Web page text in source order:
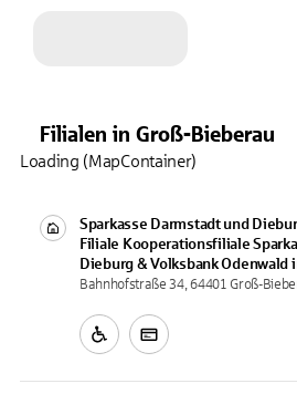
Filialen in Groß-Bieberau
Sparkasse Darmstadt und
Filiale Kooperationsfiliale
Dieburg & Volksbank Odenwald
Bahnhofstraße 34, 64401 Groß-
Loading (MapContainer)